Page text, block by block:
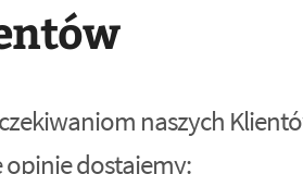
naszych
opinie dostajemy: